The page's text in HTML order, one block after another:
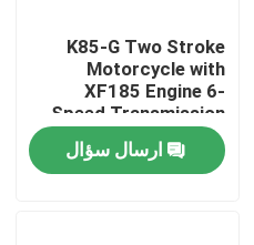
صفحه اصلی
محصولات
K85-G Two Stroke
Motorcycle with
XF185 Engine 6-
Speed Transmission
and Professional
Suspension for Off-
Road Adventure
ارسال سؤال